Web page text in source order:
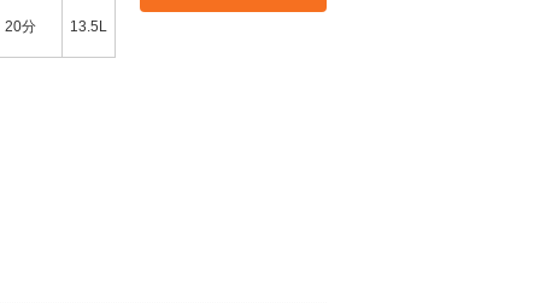
20分 13.5L